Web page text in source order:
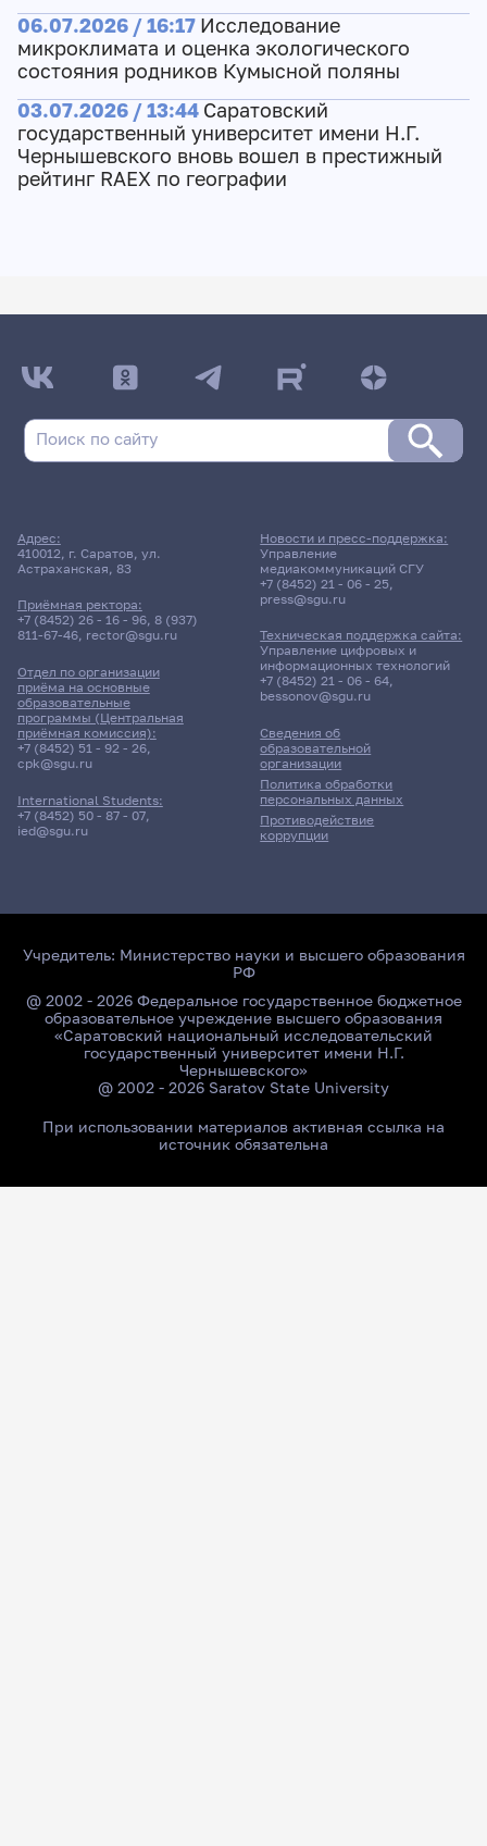
06.07.2026 / 16:17 Исследование
микроклимата и оценка экологического
состояния родников Кумысной поляны
03.07.2026 / 13:44 Саратовский
государственный университет имени Н.Г.
Чернышевского вновь вошел в престижный
рейтинг RAEX по географии
Адрес:
410012, г. Саратов, ул.
Астраханская, 83
Приёмная ректора:
+7 (8452) 26 - 16 - 96, 8 (937)
811-67-46, rector@sgu.ru
Отдел по организации
приёма на основные
образовательные
программы (Центральная
приёмная комиссия):
+7 (8452) 51 - 92 - 26,
cpk@sgu.ru
International Students:
+7 (8452) 50 - 87 - 07,
ied@sgu.ru
Сведения об
образовательной
организации
Политика обработки
персональных данных
Противодействие
коррупции
Новости и пресс-поддержка:
Управление
медиакоммуникаций СГУ
+7 (8452) 21 - 06 - 25,
press@sgu.ru
Техническая поддержка сайта:
Управление цифровых и
информационных технологий
+7 (8452) 21 - 06 - 64,
bessonov@sgu.ru
Учредитель: Министерство науки и высшего образования
РФ
@ 2002 - 2026 Федеральное государственное бюджетное
образовательное учреждение высшего образования
«Саратовский национальный исследовательский
государственный университет имени Н.Г.
Чернышевского»
@ 2002 - 2026 Saratov State University
При использовании материалов активная ссылка на
источник обязательна